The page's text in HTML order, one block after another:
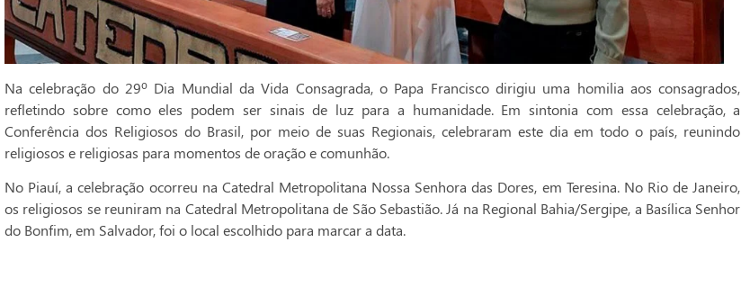
Na celebração do 29º Dia Mundial da Vida Consagrada, o Papa Francisco dirigiu uma homilia aos consagrados,
refletindo sobre como eles podem ser sinais de luz para a humanidade. Em sintonia com essa celebração, a
Conferência dos Religiosos do Brasil, por meio de suas Regionais, celebraram este dia em todo o país, reunindo
religiosos e religiosas para momentos de oração e comunhão.
No Piauí, a celebração ocorreu na Catedral Metropolitana Nossa Senhora das Dores, em Teresina. No Rio de Janeiro,
os religiosos se reuniram na Catedral Metropolitana de São Sebastião. Já na Regional Bahia/Sergipe, a Basílica Senhor
do Bonfim, em Salvador, foi o local escolhido para marcar a data.